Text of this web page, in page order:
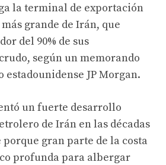
la terminal de exportación
grande de Irán, que
del 90% de sus
según un memorando
JP Morgan.
un fuerte desarrollo
de Irán en las décadas
porque gran parte de la costa
profunda para albergar